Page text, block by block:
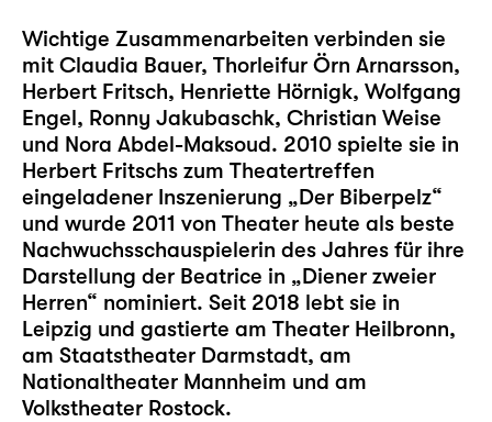
Wichtige Zusammenarbeiten verbinden sie
mit Claudia Bauer, Thorleifur Örn Arnarsson,
Herbert Fritsch, Henriette Hörnigk, Wolfgang
Engel, Ronny Jakubaschk, Christian Weise
und Nora Abdel-Maksoud. 2010 spielte sie in
Herbert Fritschs zum Theatertreffen
eingeladener Inszenierung „Der Biberpelz“
und wurde 2011 von Theater heute als beste
Nachwuchsschauspielerin des Jahres für ihre
Darstellung der Beatrice in „Diener zweier
Herren“ nominiert. Seit 2018 lebt sie in
Leipzig und gastierte am Theater Heilbronn,
am Staatstheater Darmstadt, am
Nationaltheater Mannheim und am
Volkstheater Rostock.